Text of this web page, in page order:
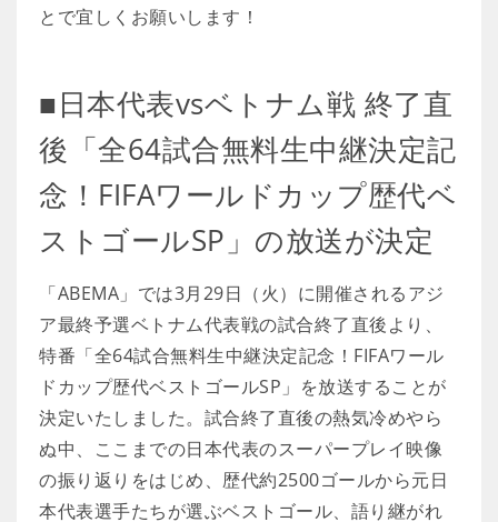
とで宜しくお願いします！
■日本代表vsベトナム戦 終了直
後「全64試合無料生中継決定記
念！FIFAワールドカップ歴代ベ
ストゴールSP」の放送が決定
「ABEMA」では3月29日（火）に開催されるアジ
ア最終予選ベトナム代表戦の試合終了直後より、
特番「全64試合無料生中継決定記念！FIFAワール
ドカップ歴代ベストゴールSP」を放送することが
決定いたしました。試合終了直後の熱気冷めやら
ぬ中、ここまでの日本代表のスーパープレイ映像
の振り返りをはじめ、歴代約2500ゴールから元日
本代表選手たちが選ぶベストゴール、語り継がれ